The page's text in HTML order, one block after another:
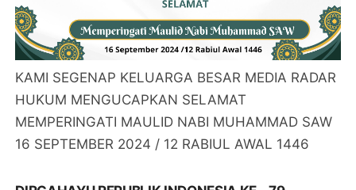
KAMI SEGENAP KELUARGA BESAR MEDIA RADAR
HUKUM MENGUCAPKAN SELAMAT
MEMPERINGATI MAULID NABI MUHAMMAD SAW
16 SEPTEMBER 2024 / 12 RABIUL AWAL 1446